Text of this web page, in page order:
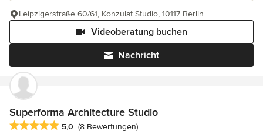
Nachricht
Videoberatung buchen
Leipzigerstraße 60/61, Konzulat Studio, 10117 Berlin
Superforma Architecture Studio
Durchschnittliche Bewertung: 5 von 5 Sternen
5,0 (8 Bewertungen)